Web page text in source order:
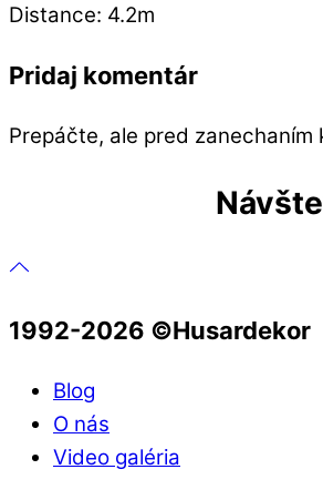
Distance: 4.2m
Pridaj komentár
Prepáčte, ale pred zanechaním
1992-2026 ©️Husardekor
Blog
O nás
Video galéria